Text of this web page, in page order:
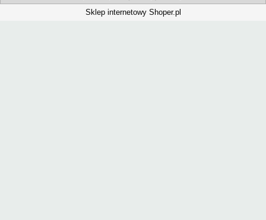
Sklep internetowy Shoper.pl